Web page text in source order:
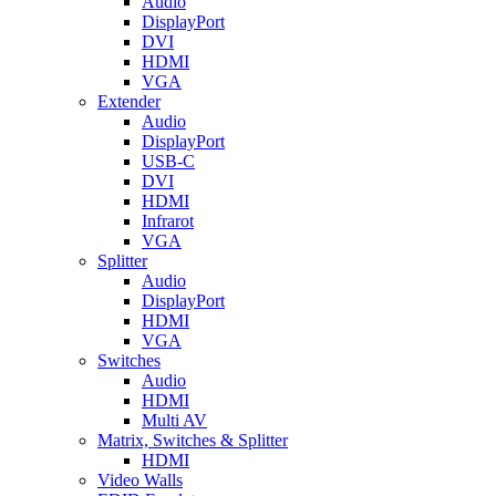
DisplayPort
DVI
HDMI
VGA
Extender
Audio
DisplayPort
USB-C
DVI
HDMI
Infrarot
VGA
Splitter
Audio
DisplayPort
HDMI
VGA
Switches
Audio
HDMI
Multi AV
Matrix, Switches & Splitter
HDMI
Video Walls